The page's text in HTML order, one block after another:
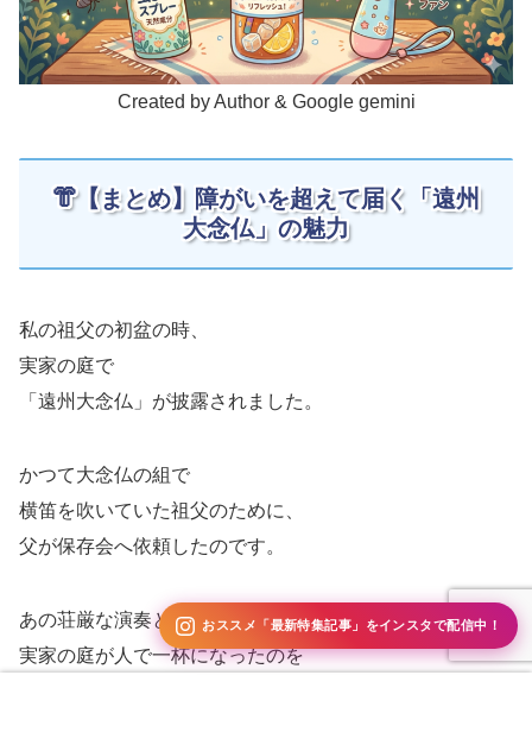
Created by Author & Google gemini
👘【まとめ】障がいを超えて届く「遠州
大念仏」の魅力
私の祖父の初盆の時、
実家の庭で
「遠州大念仏」が披露されました。
かつて大念仏の組で
横笛を吹いていた祖父のために、
父が保存会へ依頼したのです。
あの荘厳な演奏と踊り、そして
実家の庭が人で一杯になったのを
おススメ「最新特集記事」をインスタで配信中！